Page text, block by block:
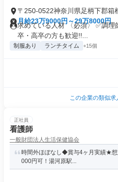
〒250-0522神奈川県足柄下郡箱
月給23万9000円～29万8000円
求めている人材 〈必須〉 ✅調
卒・高卒の方も歓迎!!...
制服あり ランチタイム +15個
この企業の類似求
正社員
看護師
一般財団法人生活保健協会
時間外ほぼなし◆賞与4ヶ月実績★
000円可！湯河原駅...